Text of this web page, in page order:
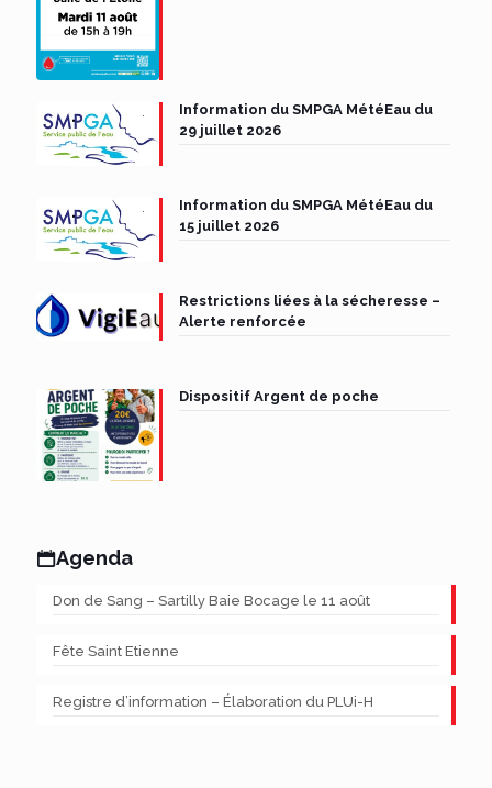
Information du SMPGA MétéEau du
29 juillet 2026
Information du SMPGA MétéEau du
15 juillet 2026
Restrictions liées à la sécheresse –
Alerte renforcée
Dispositif Argent de poche
Agenda
Don de Sang – Sartilly Baie Bocage le 11 août
Fête Saint Etienne
Registre d’information – Élaboration du PLUi-H